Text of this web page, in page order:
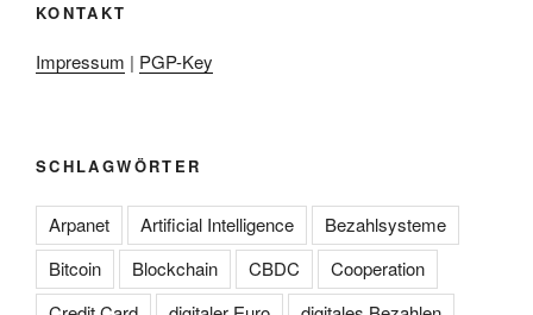
KONTAKT
Impressum | PGP-Key
SCHLAGWÖRTER
Arpanet Artificial Intelligence
Bezahlsysteme
Bitcoin
Blockchain CBDC
Cooperation